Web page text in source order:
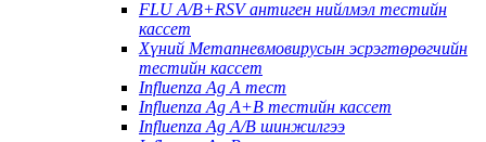
FLU A/B+RSV антиген нийлмэл тестийн
кассет
Хүний Метапневмовирусын эсрэгтөрөгчийн
тестийн кассет
Influenza Ag A тест
Influenza Ag A+B тестийн кассет
Influenza Ag A/B шинжилгээ